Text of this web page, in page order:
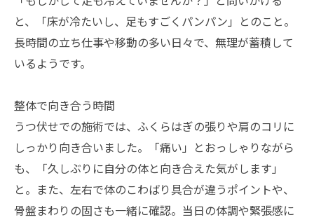
と、「床が冷たいし、足もすごくパンパン」とのこと。
長時間の立ち仕事や移動の多い日々で、無理が蓄積して
いるようです。
整体で向き合う時間
うつ伏せでの施術では、ふくらはぎの張りや肩のコリに
しっかり向き合いました。「痛い」とおっしゃりながら
も、「久しぶりに自分の体と向き合えた気がします」
と。また、左右で体のこわばり具合が違うポイントや、
骨盤まわりの固さも一緒に確認。当日の体調や緊張感に